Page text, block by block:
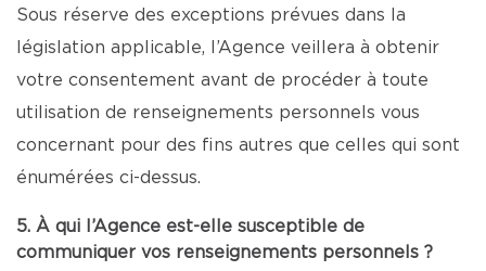
Sous réserve des exceptions prévues dans la
législation applicable, l’Agence veillera à obtenir
votre consentement avant de procéder à toute
utilisation de renseignements personnels vous
concernant pour des fins autres que celles qui sont
énumérées ci-dessus.
5. À qui l’Agence est-elle susceptible de
communiquer vos renseignements personnels ?